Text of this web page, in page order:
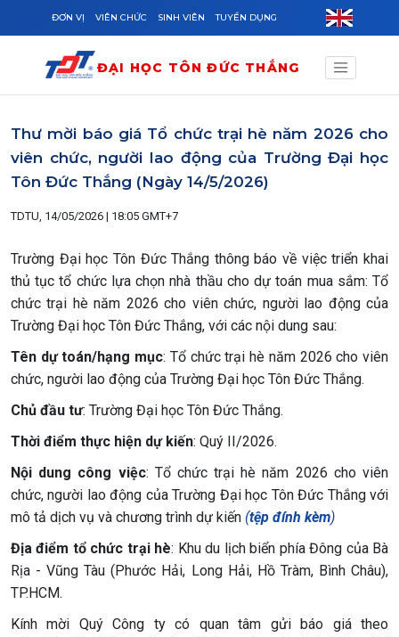
Skip to main content
ĐƠN VỊ VIÊN CHỨC SINH VIÊN TUYỂN DỤNG
ĐẠI HỌC TÔN ĐỨC THẮNG
Thư mời báo giá Tổ chức trại hè năm 2026 cho
viên chức, người lao động của Trường Đại học
Tôn Đức Thắng (Ngày 14/5/2026)
TDTU, 14/05/2026 | 18:05 GMT+7
Trường Đại học Tôn Đức Thắng thông báo về việc triển khai
thủ tục tổ chức lựa chọn nhà thầu cho dự toán mua sắm: Tổ
chức trại hè năm 2026 cho viên chức, người lao động của
Trường Đại học Tôn Đức Thắng, với các nội dung sau:
Tên dự toán/hạng mục: Tổ chức trại hè năm 2026 cho viên
chức, người lao động của Trường Đại học Tôn Đức Thắng.
Chủ đầu tư: Trường Đại học Tôn Đức Thắng.
Thời điểm thực hiện dự kiến: Quý II/2026.
Nội dung công việc: Tổ chức trại hè năm 2026 cho viên
chức, người lao động của Trường Đại học Tôn Đức Thắng với
mô tả dịch vụ và chương trình dự kiến (tệp đính kèm)
Địa điểm tổ chức trại hè: Khu du lịch biển phía Đông của Bà
Rịa - Vũng Tàu (Phước Hải, Long Hải, Hồ Tràm, Bình Châu),
TP.HCM.
Kính mời Quý Công ty có quan tâm gửi báo giá theo